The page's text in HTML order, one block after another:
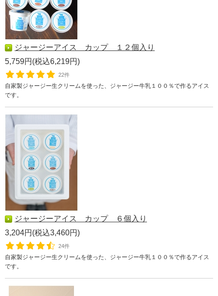
ジャージーアイス カップ １２個入り
5,759円(税込6,219円)
22件
自家製ジャージー生クリームを使った、ジャージー牛乳１００％で作るアイス
です。
ジャージーアイス カップ ６個入り
3,204円(税込3,460円)
24件
自家製ジャージー生クリームを使った、ジャージー牛乳１００％で作るアイス
です。